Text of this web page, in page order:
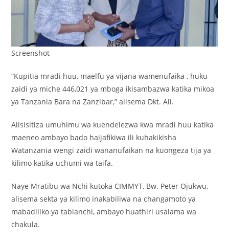
Screenshot
“Kupitia mradi huu, maelfu ya vijana wamenufaika , huku
zaidi ya miche 446,021 ya mboga ikisambazwa katika mikoa
ya Tanzania Bara na Zanzibar,” alisema Dkt. Ali.
Alisisitiza umuhimu wa kuendelezwa kwa mradi huu katika
maeneo ambayo bado haijafikiwa ili kuhakikisha
Watanzania wengi zaidi wananufaikan na kuongeza tija ya
kilimo katika uchumi wa taifa.
Naye Mratibu wa Nchi kutoka CIMMYT, Bw. Peter Ojukwu,
alisema sekta ya kilimo inakabiliwa na changamoto ya
mabadiliko ya tabianchi, ambayo huathiri usalama wa
chakula.